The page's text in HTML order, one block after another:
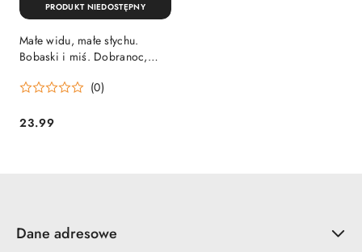
Małe widu, małe słychu.
Bobaski i miś. Dobranoc,
(0)
Cena:
23.99
PRODUKT NIEDOSTĘPNY
Dane adresowe